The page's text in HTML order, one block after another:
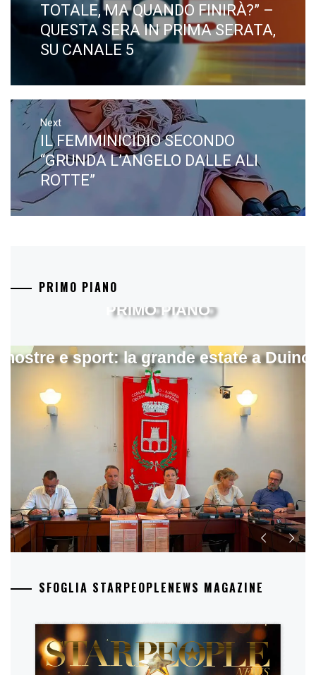
post:
TOTALE, MA QUANDO FINIRÀ?” –
QUESTA SERA IN PRIMA SERATA,
SU CANALE 5
Next
Next
post:
IL FEMMINICIDIO SECONDO
“GRUNDA L’ANGELO DALLE ALI
ROTTE”
PRIMO PIANO
e sport: la grande estate a
PRIMO PIANO
SFOGLIA STARPEOPLENEWS MAGAZINE